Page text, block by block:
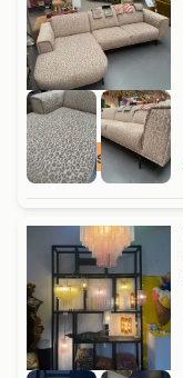
In 600 stoffen